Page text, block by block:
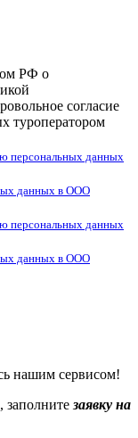
РФ о
согласие
туроператором
персональных данных
данных в ООО
персональных данных
данных в ООО
нашим сервисом!
заполните заявку на